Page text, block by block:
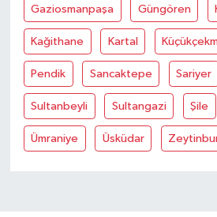
Gaziosmanpaşa Güngören
Kağithane Kartal
Pendik Sancaktepe Sariyer
Sultanbeyli Sultangazi Şile
Ümraniye Üsküdar